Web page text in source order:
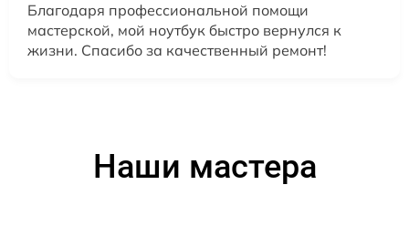
Благодаря профессиональной помощи
мастерской, мой ноутбук быстро вернулся к
жизни. Спасибо за качественный ремонт!
Наши мастера